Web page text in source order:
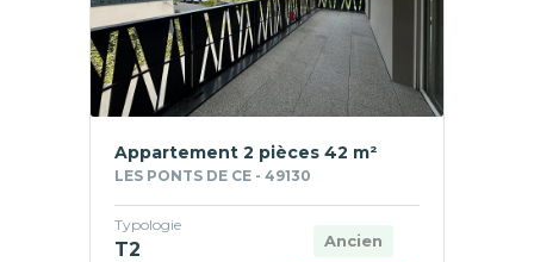
Appartement 2 pièces 42 m²
LES PONTS DE CE - 49130
Ancien
Typologie
T2